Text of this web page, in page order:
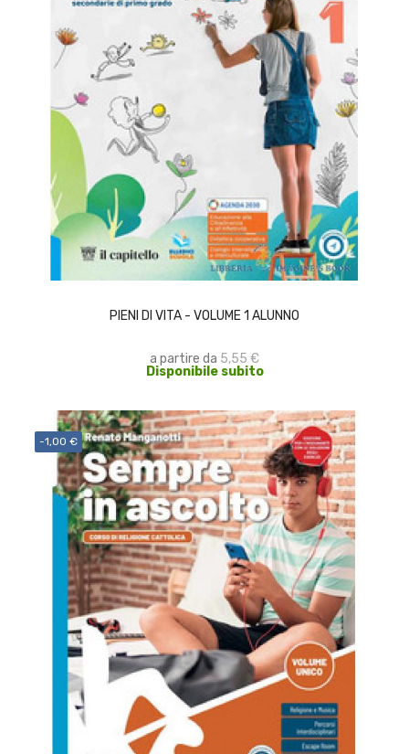
PIENI DI VITA - VOLUME 1 ALUNNO
a partire da 5,55 €
Disponibile subito
SCEGLI
-1,00 €